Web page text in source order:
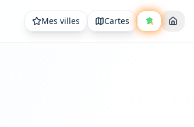
Mes villes Cartes